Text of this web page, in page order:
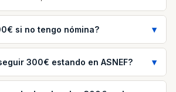
si no tengo nómina?
300€ estando en ASNEF?